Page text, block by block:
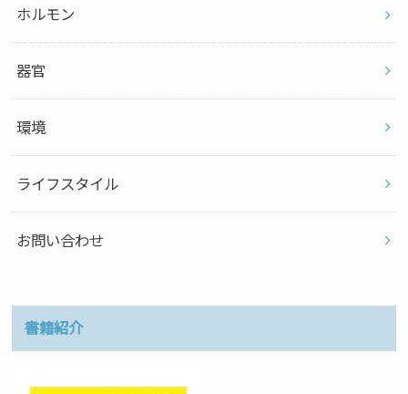
ホルモン
器官
環境
ライフスタイル
お問い合わせ
書籍紹介